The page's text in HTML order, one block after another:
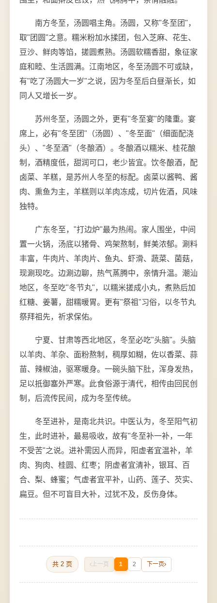
南方冬至，汤圆唱主角。汤圆，又称"冬至团"，
取"团圆"之意。糯米粉加水揉团，包入芝麻、花生、
豆沙、鲜肉等馅，搓圆煮熟。汤圆软糯香甜，象征家
庭和睦、生活圆满。江南地区，冬至汤圆不可或缺，
有"吃了汤圆大一岁"之说，因为冬至后白昼渐长，如
同人又增长一岁。
苏州冬至，汤圆之外，更有"冬至宴"的隆重。宴
席上，必有"冬至团"（汤圆）、"冬至面"（细面配浇
头）、"冬至酒"（冬酿酒）。冬酿酒以糯米、桂花酿
制，酒精度低，甜润可口，老少皆宜。饮冬酿酒，配
卤菜、羊糕，是苏州人冬至的标配。卤菜以酱鸭、酱
肉、熏鱼为主，羊糕则以羊肉冻成，切片佐酒，风味
独特。
广东冬至，"打边炉"最为热闹。家人围坐，中间
置一火锅，汤底以猪骨、鸡架熬制，鲜美浓郁。涮料
丰富，牛肉片、羊肉片、鱼丸、虾滑、蔬菜、菌菇，
现涮现吃。边涮边聊，热气蒸腾中，亲情升温。潮汕
地区，冬至吃"冬节丸"，以糯米搓成小丸，煮熟后加
红糖、姜薯，甜糯暖胃。更有"祭祖"习俗，以冬节丸
祭拜祖先，祈求保佑。
宁夏、甘肃等西北地区，冬至必吃"头脑"。头脑
以羊肉、羊杂、面粉熬制，稠厚如糊，佐以香菜、蒜
苗、辣椒油，驱寒暖身。一碗头脑下肚，浑身发热，
足以抵御塞外严寒。此食俗源于清代，相传由回民创
制，后流传民间，成为冬至传统。
冬至进补，是南北共识。中医认为，冬至阳气初
生，此时进补，最易吸收，故有"冬至补一补，一年
不受苦"之说。进补需因人而异，阳虚者宜温补，羊
肉、狗肉、桂圆、红枣；阴虚者宜清补，银耳、百
合、梨、蜂蜜；气虚者宜平补，山药、莲子、芡实、
扁豆。但不可盲目大补，过犹不及，反伤身体。
共 2 页 上一页 1 2 下一页